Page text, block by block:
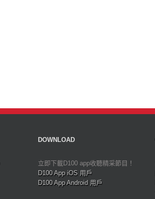
DOWNLOAD
立即下載D100 app收聽精采節目！
D100 App iOS 用戶
D100 App Android 用戶